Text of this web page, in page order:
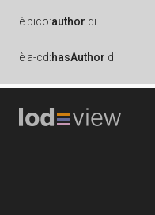
è pico:author di
è a-cd:hasAuthor di